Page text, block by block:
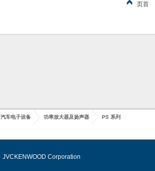
页首
汽车电子设备 功率放大器及扬声器 PS 系列
JVCKENWOOD Corporation